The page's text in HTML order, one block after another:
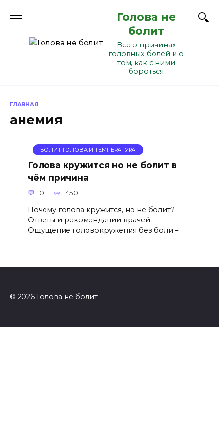
Голова не
болит
Все о причинах
головных болей и о
том, как с ними
бороться
ГЛАВНАЯ
анемия
БОЛИТ ГОЛОВА И ТЕМПЕРАТУРА
Голова кружится но не болит в
чём причина
0 450
Почему голова кружится, но не болит?
Ответы и рекомендации врачей
Ощущение головокружения без боли –
© 2026 Голова не болит